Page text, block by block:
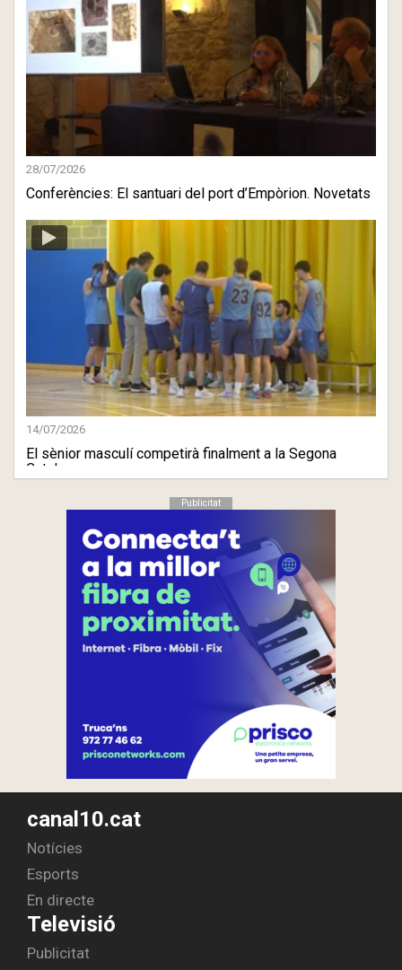
28/07/2026
Conferències: El santuari del port d’Empòrion. Novetats
14/07/2026
El sènior masculí competirà finalment a la Segona
Catalana
Publicitat
canal10.cat
Notícies
Esports
En directe
Televisió
Publicitat